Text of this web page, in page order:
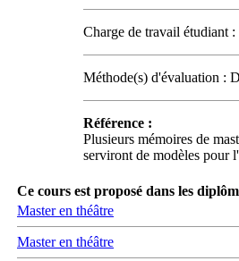
Charge de travail étudiant :
Méthode(s) d'évaluation :
Référence :
Plusieurs mémoires de
serviront de modèles pour
Ce cours est proposé dans les
Master en théâtre
Master en théâtre